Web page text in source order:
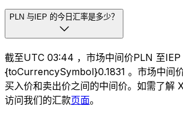
PLN 与IEP 的今日汇率是多少？
截至UTC 03:44 ，市场中间价PLN 至IEP
{toCurrencySymbol}0.1831 。市场中间
买入价和卖出价之间的中间价。如需了解
访问我们的汇款页面。